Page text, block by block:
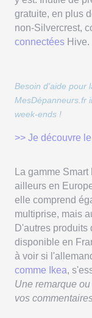
gratuite, en plus
non-Silvercrest,
connectées Hive.
Besoin d'aide pour
MesDépanneurs.fr
week-ends !
>> Je découvre
La gamme
ailleurs en
elle comprend
multiprise, mais
D'autres produits
disponible en
à voir si
comme Ikea,
Une remarque
vos